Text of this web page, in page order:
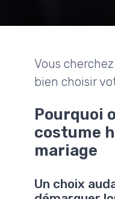
Vous
bien choisir
Pourquoi
costume
mariage
Un choix